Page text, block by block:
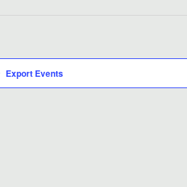
Export Events